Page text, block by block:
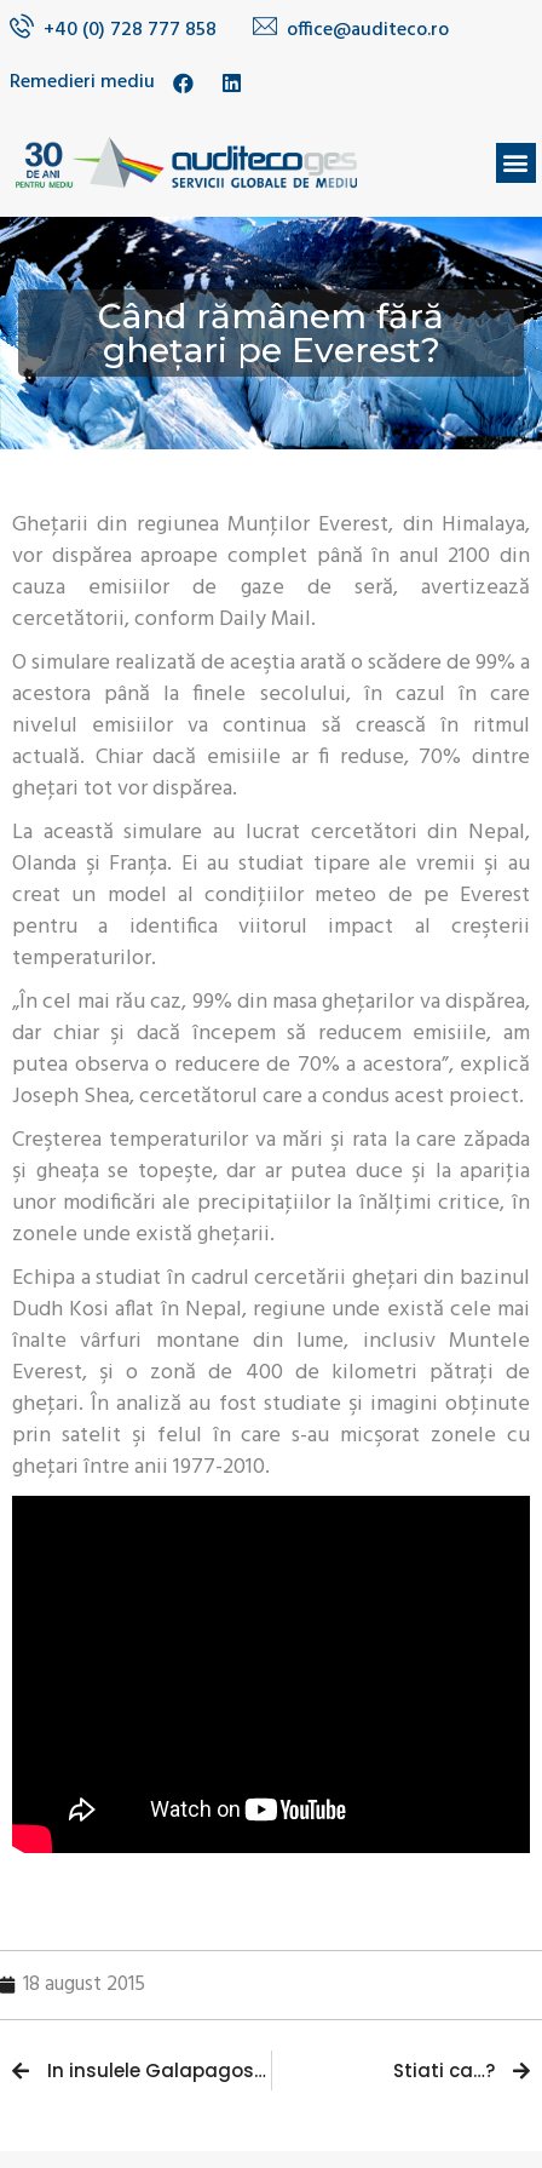
+40 (0) 728 777 858
office@auditeco.ro
Remedieri mediu
Când rămânem fără
gheţari pe Everest?
Gheţarii din regiunea Munţilor Everest, din Himalaya,
vor dispărea aproape complet până în anul 2100 din
cauza emisiilor de gaze de seră, avertizează
cercetătorii, conform Daily Mail.
O simulare realizată de aceştia arată o scădere de 99% a
acestora până la finele secolului, în cazul în care
nivelul emisiilor va continua să crească în ritmul
actuală. Chiar dacă emisiile ar fi reduse, 70% dintre
gheţari tot vor dispărea.
La această simulare au lucrat cercetători din Nepal,
Olanda şi Franţa. Ei au studiat tipare ale vremii şi au
creat un model al condiţiilor meteo de pe Everest
pentru a identifica viitorul impact al creşterii
temperaturilor.
„În cel mai rău caz, 99% din masa gheţarilor va dispărea,
dar chiar şi dacă începem să reducem emisiile, am
putea observa o reducere de 70% a acestora”, explică
Joseph Shea, cercetătorul care a condus acest proiect.
Creşterea temperaturilor va mări şi rata la care zăpada
şi gheaţa se topeşte, dar ar putea duce şi la apariţia
unor modificări ale precipitaţiilor la înălţimi critice, în
zonele unde există gheţarii.
Echipa a studiat în cadrul cercetării gheţari din bazinul
Dudh Kosi aflat în Nepal, regiune unde există cele mai
înalte vârfuri montane din lume, inclusiv Muntele
Everest, şi o zonă de 400 de kilometri pătraţi de
gheţari. În analiză au fost studiate şi imagini obţinute
prin satelit şi felul în care s-au micşorat zonele cu
gheţari între anii 1977-2010.
18 august 2015
In insulele Galapagos se afla primul aeroport „verde” din lume! Stiati ca…?